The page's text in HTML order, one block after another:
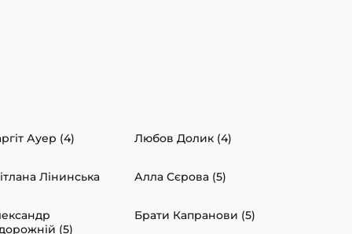
Ауер (4) Любов Долик (4)
Лінинська Алла Сєрова (5)
(5)
Брати Капранови (5)